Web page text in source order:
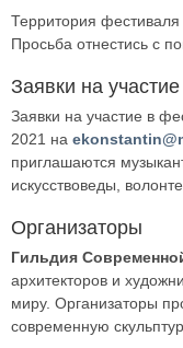
Территория фестиваля
Просьба отнестись с
Заявки на участие
Заявки на участие в
2021 на
приглашаются
искусствоведы,
Организаторы
Гильдия
архитекторов и
миру. Организаторы
современную